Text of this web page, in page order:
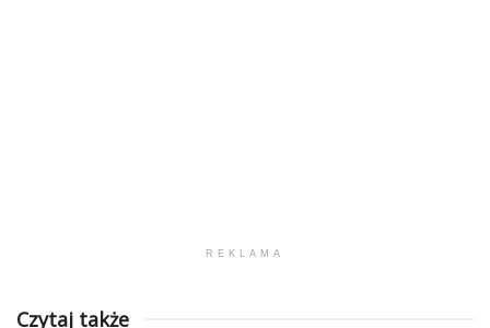
REKLAMA
Czytaj także